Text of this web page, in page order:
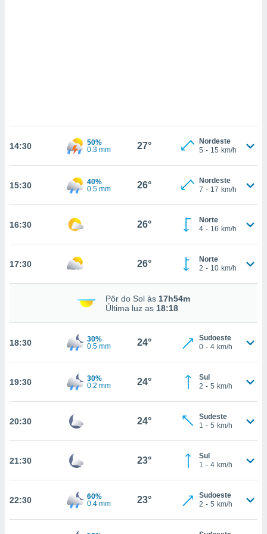
a
Neste
a
ou
ao
14:30
50%
0.3 mm
27°
Nordeste
5 - 15 km/h
15:30
40%
0.5 mm
26°
Nordeste
7 - 17 km/h
16:30 26°
Norte
4 - 16 km/h
17:30 26°
Norte
2 - 10 km/h
Pôr do Sol às 17h54m
Última luz as 18:18
18:30
30%
0.5 mm
24°
Sudoeste
0 - 4 km/h
19:30
30%
0.2 mm
24°
Sul
2 - 5 km/h
20:30 24°
Sudeste
1 - 5 km/h
21:30 23°
Sul
1 - 4 km/h
22:30
60%
0.4 mm
23°
Sudoeste
2 - 5 km/h